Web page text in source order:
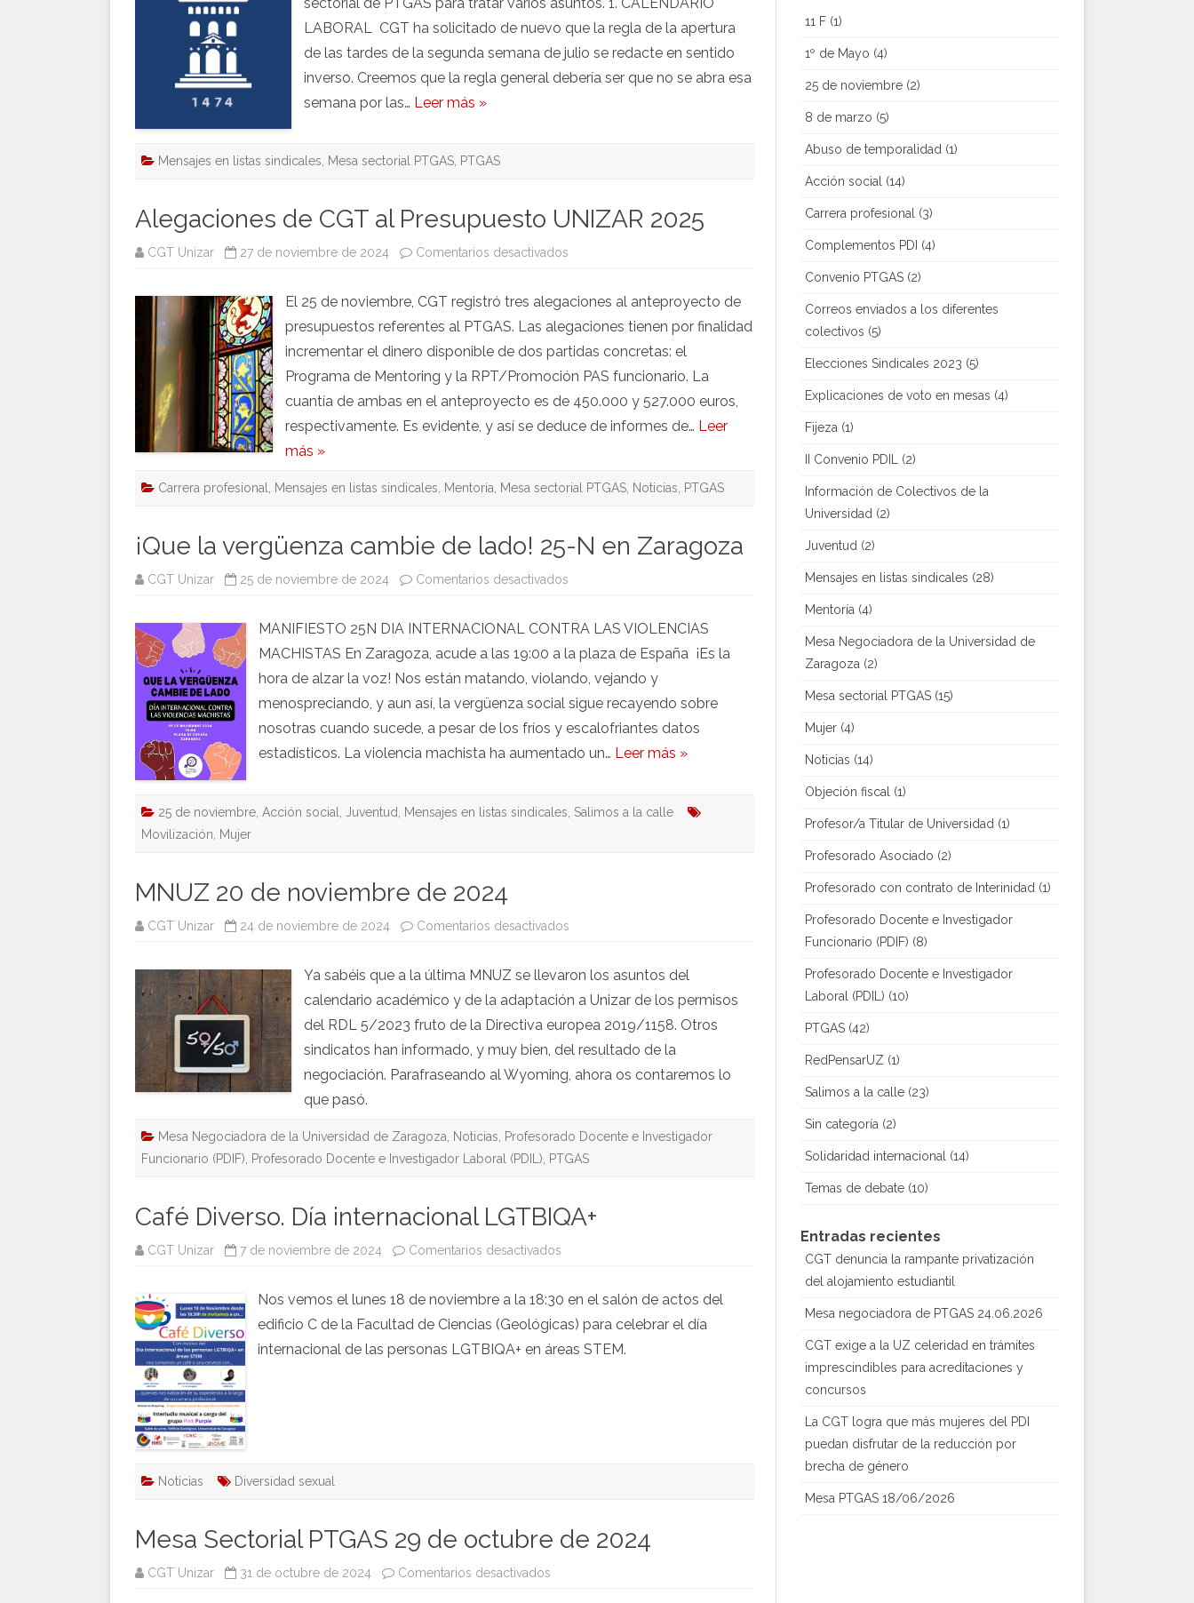
diciembre
2024
LABORAL CGT ha solicitado de nuevo que la regla de la apertura
de las tardes de la segunda semana de julio se redacte en sentido
inverso. Creemos que la regla general debería ser que no se abra esa
semana por las… Leer más »
Mensajes en listas sindicales, Mesa sectorial PTGAS, PTGAS
Alegaciones de CGT al Presupuesto UNIZAR 2025
CGT Unizar 27 de noviembre de 2024 Comentarios desactivados
al
UNIZAR
2025
El 25 de noviembre, CGT registró tres alegaciones al anteproyecto de
presupuestos referentes al PTGAS. Las alegaciones tienen por finalidad
incrementar el dinero disponible de dos partidas concretas: el
Programa de Mentoring y la RPT/Promoción PAS funcionario. La
cuantía de ambas en el anteproyecto es de 450.000 y 527.000 euros,
respectivamente. Es evidente, y así se deduce de informes de… Leer
más »
Carrera profesional, Mensajes en listas sindicales, Mentoría, Mesa sectorial PTGAS, Noticias, PTGAS
¡Que la vergüenza cambie de lado! 25-N en Zaragoza
CGT Unizar 25 de noviembre de 2024 Comentarios desactivados
cambie
lado!
25-
N
Zaragoza
MANIFIESTO 25N DIA INTERNACIONAL CONTRA LAS VIOLENCIAS
MACHISTAS En Zaragoza, acude a las 19:00 a la plaza de España ¡Es la
hora de alzar la voz! Nos están matando, violando, vejando y
menospreciando, y aun así, la vergüenza social sigue recayendo sobre
nosotras cuando sucede, a pesar de los fríos y escalofriantes datos
estadísticos. La violencia machista ha aumentado un… Leer más »
25 de noviembre Acción social Juventud Mensajes en listas sindicales Salimos a la calle
Movilización
Mujer
MNUZ 20 de noviembre de 2024
CGT Unizar 24 de noviembre de 2024 Comentarios desactivados
noviembre
2024
Ya sabéis que a la última MNUZ se llevaron los asuntos del
calendario académico y de la adaptación a Unizar de los permisos
del RDL 5/2023 fruto de la Directiva europea 2019/1158. Otros
sindicatos han informado, y muy bien, del resultado de la
negociación. Parafraseando al Wyoming, ahora os contaremos lo
que pasó.
Mesa Negociadora de la Universidad de Zaragoza Noticias
Profesorado Docente e Investigador
Funcionario (PDIF)
Profesorado Docente e Investigador Laboral (PDIL) PTGAS
Café Diverso. Día internacional LGTBIQA+
CGT Unizar 7 de noviembre de 2024 Comentarios desactivados
internacional
Nos vemos el lunes 18 de noviembre a la 18:30 en el salón de actos del
edificio C de la Facultad de Ciencias (Geológicas) para celebrar el día
internacional de las personas LGTBIQA+ en áreas STEM.
Noticias Diversidad sexual
Mesa Sectorial PTGAS 29 de octubre de 2024
CGT Unizar 31 de octubre de 2024 Comentarios desactivados
11 F(1)
1º de Mayo (4)
25 de noviembre(2)
8 de marzo (5)
Abuso de temporalidad(1)
Acción social(14)
Carrera profesional(3)
Complementos PDI (4)
Convenio PTGAS(2)
Correos enviados a los diferentes
colectivos (5)
Elecciones Sindicales 2023 (5)
Explicaciones de voto en mesas (4)
Fijeza(1)
II Convenio PDIL(2)
Información de Colectivos de la
Universidad(2)
Juventud(2)
Mensajes en listas sindicales (28)
Mentoría(4)
Mesa Negociadora de la Universidad de
Zaragoza(2)
Mesa sectorial PTGAS(15)
Mujer(4)
Noticias (14)
Objeción fiscal(1)
Profesor/a Titular de Universidad(1)
Profesorado Asociado (2)
Profesorado con contrato de Interinidad(1)
Profesorado Docente e Investigador
Funcionario (PDIF) (8)
Profesorado Docente e Investigador
Laboral (PDIL) (10)
PTGAS(42)
RedPensarUZ (1)
Salimos a la calle(23)
Sin categoría(2)
Solidaridad internacional(14)
Temas de debate(10)
Entradas recientes
CGT denuncia la rampante privatización
del alojamiento estudiantil
Mesa negociadora de PTGAS 24.06.2026
CGT exige a la UZ celeridad en trámites
imprescindibles para acreditaciones y
concursos
La CGT logra que más mujeres del PDI
puedan disfrutar de la reducción por
brecha de género
Mesa PTGAS 18/06/2026